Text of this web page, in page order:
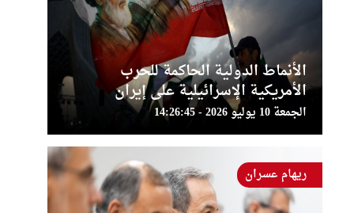
الأنماط الدولية الحاكمة للحرب
الأمريكية الإسرائيلية على إيران
الجمعة 10 يوليو 2026 - 14:26:45
ريهام عسران